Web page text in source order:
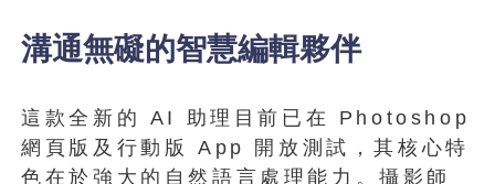
溝通無礙的智慧編輯夥伴
這款全新的 AI 助理目前已在 Photoshop
網頁版及行動版 App 開放測試，其核心特
色在於強大的自然語言處理能力。攝影師